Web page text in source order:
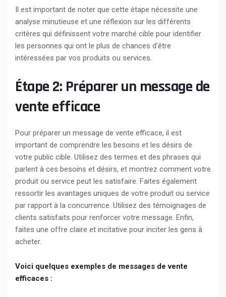
Il est important de noter que cette étape nécessite une
analyse minutieuse et une réflexion sur les différents
critères qui définissent votre marché cible pour identifier
les personnes qui ont le plus de chances d’être
intéressées par vos produits ou services.
Étape 2: Préparer un message de
vente efficace
Pour préparer un message de vente efficace, il est
important de comprendre les besoins et les désirs de
votre public cible. Utilisez des termes et des phrases qui
parlent à ces besoins et désirs, et montrez comment votre
produit ou service peut les satisfaire. Faites également
ressortir les avantages uniques de votre produit ou service
par rapport à la concurrence. Utilisez des témoignages de
clients satisfaits pour renforcer votre message. Enfin,
faites une offre claire et incitative pour inciter les gens à
acheter.
Voici quelques exemples de messages de vente
efficaces :